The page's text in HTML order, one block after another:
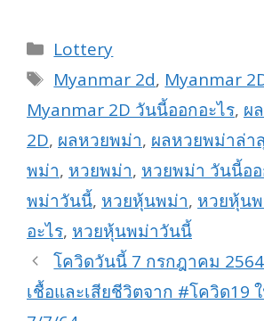
Categories
Lottery
Tags
Myanmar 2d, Myanmar
Myanmar 2D วันนี้ออกอะไร, ผ
2D, ผลหวยพม่า, ผลหวยพม่าล่า
พม่า, หวยพม่า, หวยพม่า วันนี้ออ
พม่าวันนี้, หวยหุ้นพม่า, หวยหุ้น
อะไร, หวยหุ้นพม่าวันนี้
โควิดวันนี้ 7 กรกฎาคม
เชื้อและเสียชีวิตจาก #โควิด19